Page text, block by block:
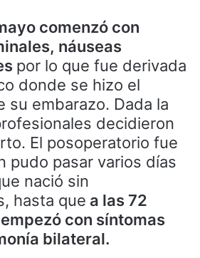
comenzó con
náuseas
por lo que fue derivada
donde se hizo el
su embarazo. Dada la
decidieron
El posoperatorio fue
pudo pasar varios días
nació sin
hasta que a las 72
con síntomas
bilateral.